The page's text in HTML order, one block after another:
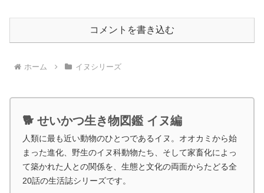
コメントを書き込む
ホーム イヌシリーズ
🐕 せいかつ生き物図鑑 イヌ編
人類に最も近い動物のひとつであるイヌ。オオカミから始
まった進化、野生のイヌ科動物たち、そして家畜化によっ
て築かれた人との関係を、生態と文化の両面からたどる全
20話の生活誌シリーズです。